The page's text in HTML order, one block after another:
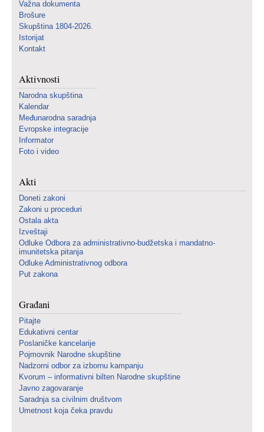
Važna dokumenta
Brošure
Skupština 1804-2026.
Istorijat
Kontakt
Aktivnosti
Narodna skupština
Kalendar
Međunarodna saradnja
Evropske integracije
Informator
Foto i video
Akti
Doneti zakoni
Zakoni u proceduri
Ostala akta
Izveštaji
Odluke Odbora za administrativno-budžetska i mandatno-
imunitetska pitanja
Odluke Administrativnog odbora
Put zakona
Građani
Pitajte
Edukativni centar
Poslaničke kancelarije
Pojmovnik Narodne skupštine
Nadzorni odbor za izbornu kampanju
Kvorum – informativni bilten Narodne skupštine
Javno zagovaranje
Saradnja sa civilnim društvom
Umetnost koja čeka pravdu